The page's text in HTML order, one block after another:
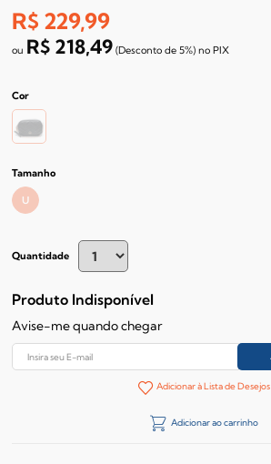
R$ 229,99
R$ 218,49 (Desconto de 5%) no PIX
Cor
Tamanho
U
Quantidade
Produto Indisponível
Avise-me quando chegar
Adicionar à Lista de Desejos
Adicionar ao carrinho